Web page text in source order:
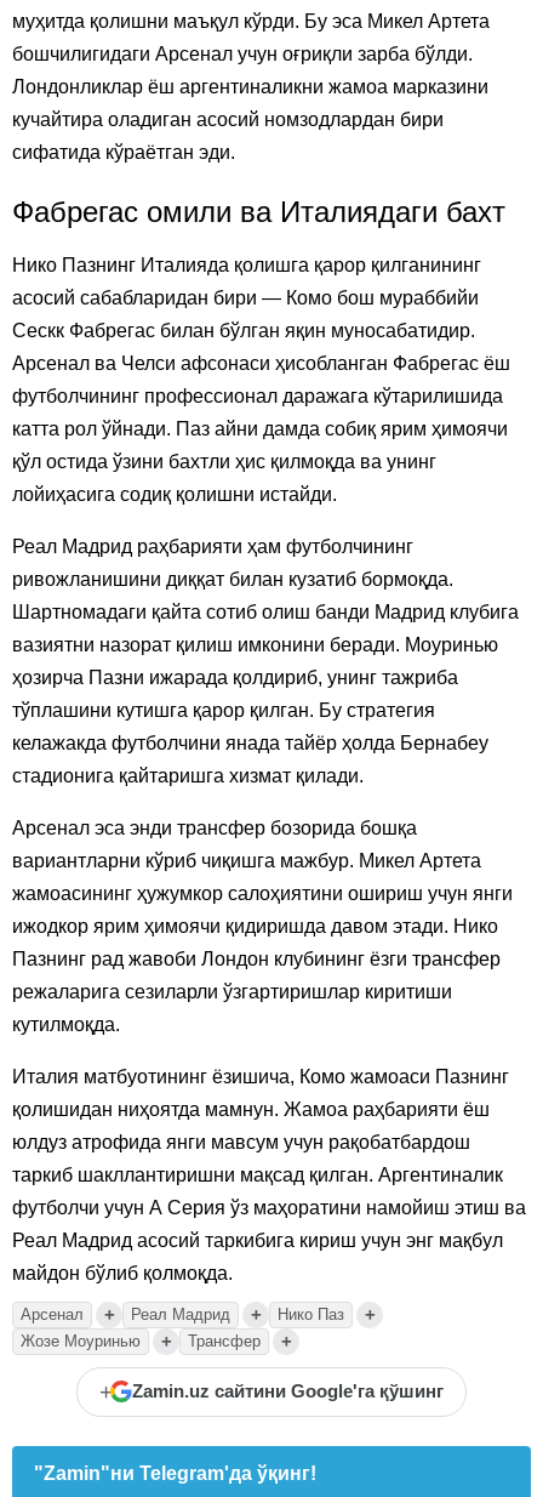
муҳитда қолишни маъқул кўрди. Бу эса Микел Артета
бошчилигидаги Арсенал учун оғриқли зарба бўлди.
Лондонликлар ёш аргентиналикни жамоа марказини
кучайтира оладиган асосий номзодлардан бири
сифатида кўраётган эди.
Фабрегас омили ва Италиядаги бахт
Нико Пазнинг Италияда қолишга қарор қилганининг
асосий сабабларидан бири — Комо бош мураббийи
Сескк Фабрегас билан бўлган яқин муносабатидир.
Арсенал ва Челси афсонаси ҳисобланган Фабрегас ёш
футболчининг профессионал даражага кўтарилишида
катта рол ўйнади. Паз айни дамда собиқ ярим ҳимоячи
қўл остида ўзини бахтли ҳис қилмоқда ва унинг
лойиҳасига содиқ қолишни истайди.
Реал Мадрид раҳбарияти ҳам футболчининг
ривожланишини диққат билан кузатиб бормоқда.
Шартномадаги қайта сотиб олиш банди Мадрид клубига
вазиятни назорат қилиш имконини беради. Моуринью
ҳозирча Пазни ижарада қолдириб, унинг тажриба
тўплашини кутишга қарор қилган. Бу стратегия
келажакда футболчини янада тайёр ҳолда Бернабеу
стадионига қайтаришга хизмат қилади.
Арсенал эса энди трансфер бозорида бошқа
вариантларни кўриб чиқишга мажбур. Микел Артета
жамоасининг ҳужумкор салоҳиятини ошириш учун янги
ижодкор ярим ҳимоячи қидиришда давом этади. Нико
Пазнинг рад жавоби Лондон клубининг ёзги трансфер
режаларига сезиларли ўзгартиришлар киритиши
кутилмоқда.
Италия матбуотининг ёзишича, Комо жамоаси Пазнинг
қолишидан ниҳоятда мамнун. Жамоа раҳбарияти ёш
юлдуз атрофида янги мавсум учун рақобатбардош
таркиб шакллантиришни мақсад қилган. Аргентиналик
футболчи учун А Серия ўз маҳоратини намойиш этиш ва
Реал Мадрид асосий таркибига кириш учун энг мақбул
майдон бўлиб қолмоқда.
Арсенал + Реал Мадрид + Нико Паз +
Жозе Моуринью + Трансфер +
+ Zamin.uz сайтини Google'га қўшинг
"Zamin"ни Telegram'да ўқинг!